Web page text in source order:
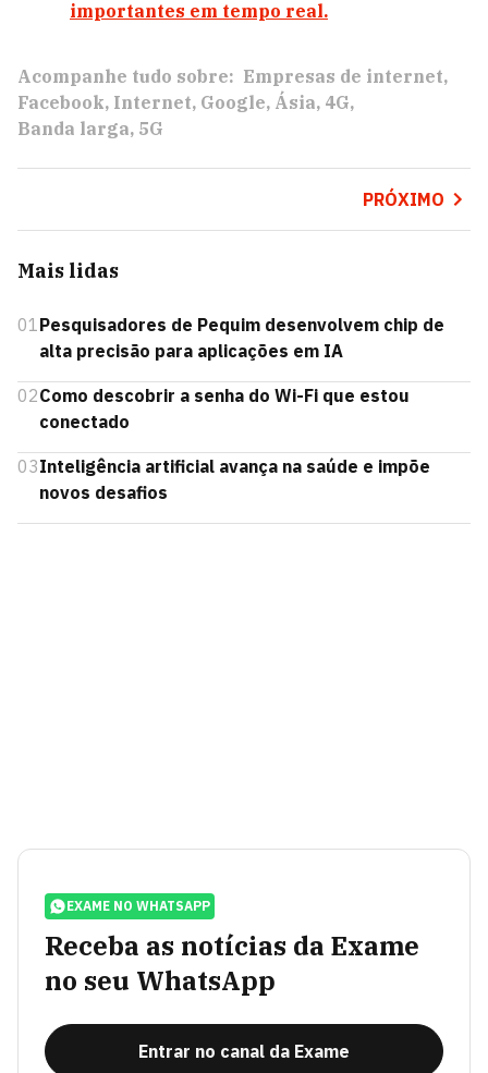
importantes em tempo real.
Acompanhe tudo sobre: Empresas de internet
Facebook Internet Google Ásia 4G
Banda larga 5G
PRÓXIMO
Mais lidas
01Pesquisadores de Pequim desenvolvem chip de
alta precisão para aplicações em IA
02Como descobrir a senha do Wi-Fi que estou
conectado
03Inteligência artificial avança na saúde e impõe
novos desafios
EXAME NO WHATSAPP
Receba as notícias da Exame
no seu WhatsApp
Entrar no canal da Exame